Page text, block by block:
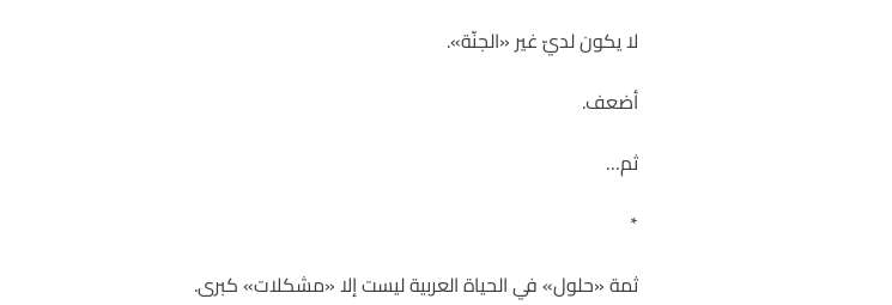
لا يكون لديّ غير «الجنّة».
أضعف.
ثم…
*
ثمة «حلول» في الحياة العربية ليست إلا «مشكلات» كبرى.